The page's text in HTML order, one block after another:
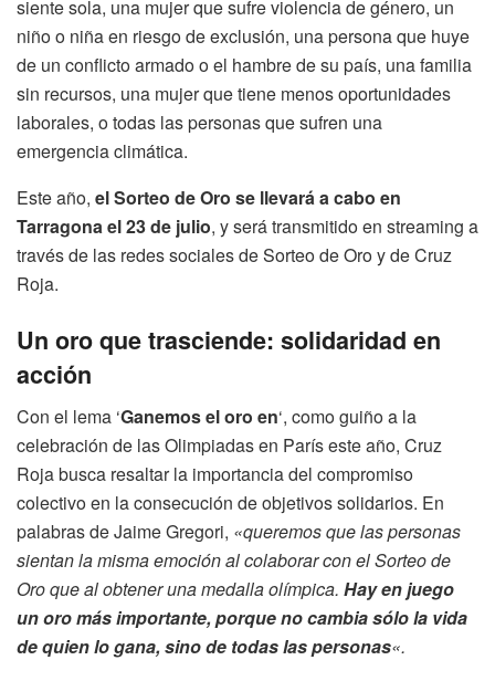
siente sola, una mujer que sufre violencia de género, un
niño o niña en riesgo de exclusión, una persona que huye
de un conflicto armado o el hambre de su país, una familia
sin recursos, una mujer que tiene menos oportunidades
laborales, o todas las personas que sufren una
emergencia climática.
Este año, el Sorteo de Oro se llevará a cabo en
Tarragona el 23 de julio, y será transmitido en streaming a
través de las redes sociales de Sorteo de Oro y de Cruz
Roja.
Un oro que trasciende: solidaridad en
acción
Con el lema ‘Ganemos el oro en‘, como guiño a la
celebración de las Olimpiadas en París este año, Cruz
Roja busca resaltar la importancia del compromiso
colectivo en la consecución de objetivos solidarios. En
palabras de Jaime Gregori, «queremos que las personas
sientan la misma emoción al colaborar con el Sorteo de
Oro que al obtener una medalla olímpica. Hay en juego
un oro más importante, porque no cambia sólo la vida
de quien lo gana, sino de todas las personas«.